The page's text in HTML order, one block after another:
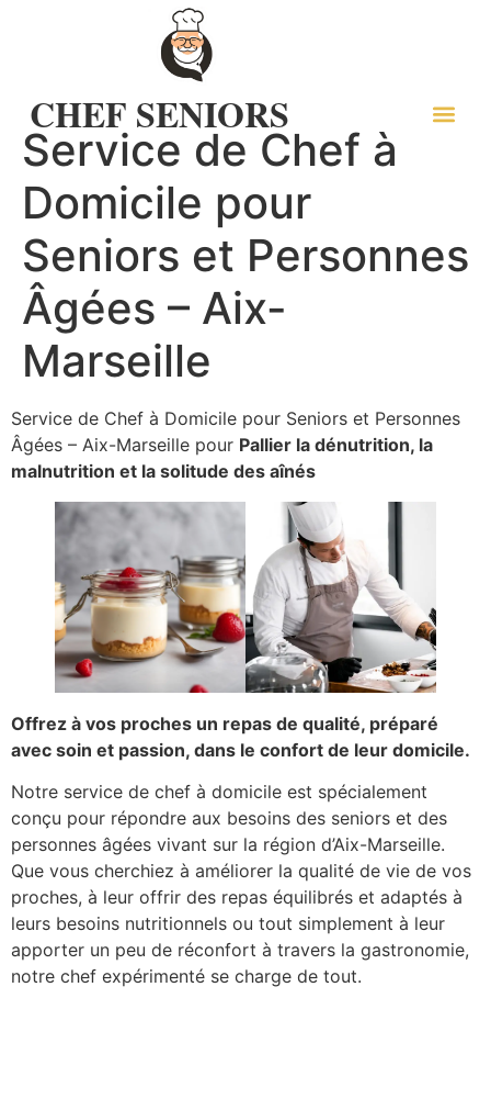
CHEF SENIORS
Service de Chef à
Domicile pour
Seniors et Personnes
Âgées – Aix-
Marseille
Service de Chef à Domicile pour Seniors et Personnes
Âgées – Aix-Marseille pour Pallier la dénutrition, la
malnutrition et la solitude des aînés
Offrez à vos proches un repas de qualité, préparé
avec soin et passion, dans le confort de leur domicile.
Notre service de chef à domicile est spécialement
conçu pour répondre aux besoins des seniors et des
personnes âgées vivant sur la région d’Aix-Marseille.
Que vous cherchiez à améliorer la qualité de vie de vos
proches, à leur offrir des repas équilibrés et adaptés à
leurs besoins nutritionnels ou tout simplement à leur
apporter un peu de réconfort à travers la gastronomie,
notre chef expérimenté se charge de tout.